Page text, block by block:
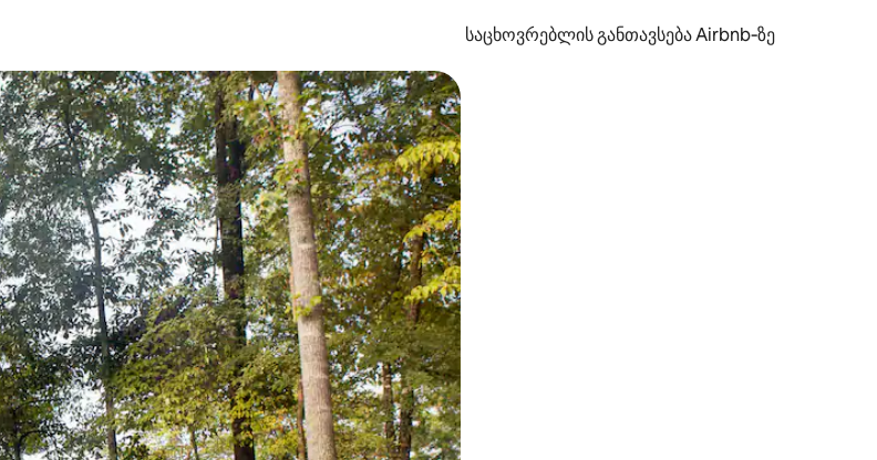
საცხოვრებლის განთავსება Airbnb‑ზე
კლავიშები ზემოთ/ქვემოთ მიმართული ისრებით ან შეხებისა თუ თითის გასმის ჟესტები.